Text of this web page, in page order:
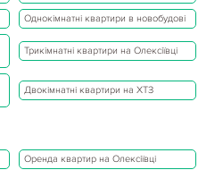
Однокімнатні квартири в новобудові
Трикімнатні квартири на Олексіївці
Двокімнатні квартири на ХТЗ
Оренда квартир на Олексіївці